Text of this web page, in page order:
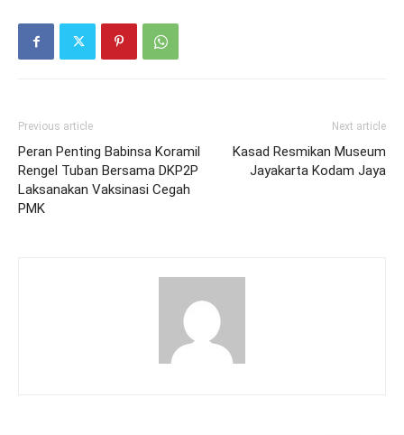
Previous article
Peran Penting Babinsa Koramil
Rengel Tuban Bersama DKP2P
Laksanakan Vaksinasi Cegah
PMK
Next article
Kasad Resmikan Museum
Jayakarta Kodam Jaya